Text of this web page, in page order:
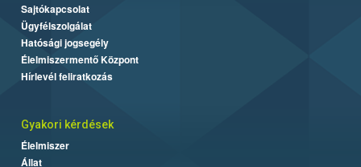
Sajtókapcsolat
Ügyfélszolgálat
Hatósági jogsegély
Élelmiszermentő Központ
Hírlevél feliratkozás
Gyakori kérdések
Élelmiszer
Állat